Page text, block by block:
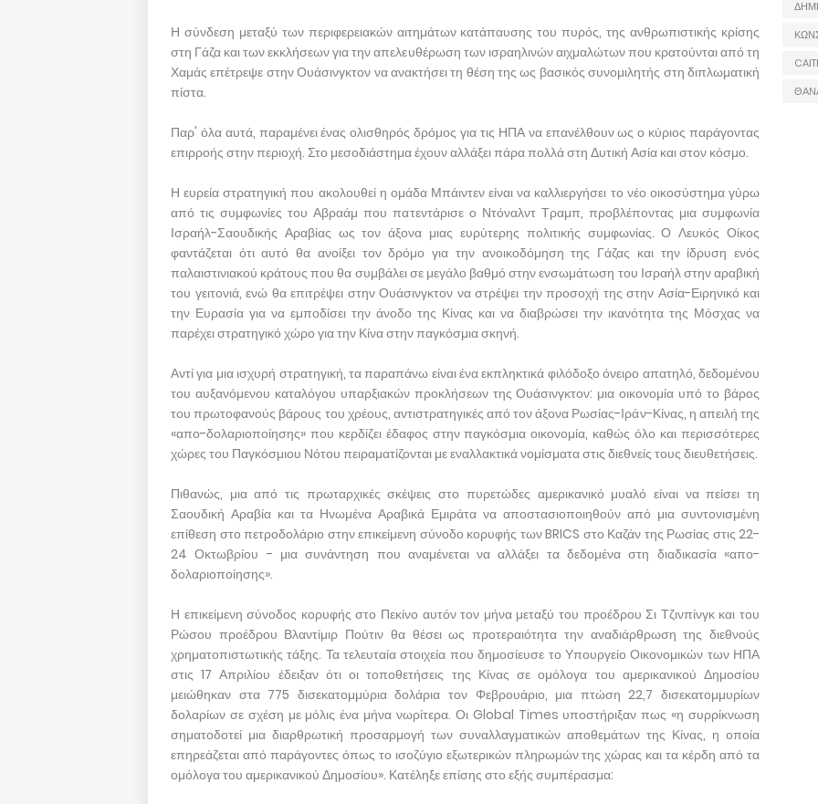
Η σύνδεση μεταξύ των περιφερειακών αιτημάτων κατάπαυσης του πυρός, της ανθρωπιστικής κρίσης
στη Γάζα και των εκκλήσεων για την απελευθέρωση των ισραηλινών αιχμαλώτων που κρατούνται από τη
Χαμάς επέτρεψε στην Ουάσινγκτον να ανακτήσει τη θέση της ως βασικός συνομιλητής στη διπλωματική
πίστα.
Παρ' όλα αυτά, παραμένει ένας ολισθηρός δρόμος για τις ΗΠΑ να επανέλθουν ως ο κύριος παράγοντας
επιρροής στην περιοχή. Στο μεσοδιάστημα έχουν αλλάξει πάρα πολλά στη Δυτική Ασία και στον κόσμο.
Η ευρεία στρατηγική που ακολουθεί η ομάδα Μπάιντεν είναι να καλλιεργήσει το νέο οικοσύστημα γύρω
από τις συμφωνίες του Αβραάμ που πατεντάρισε ο Ντόναλντ Τραμπ, προβλέποντας μια συμφωνία
Ισραήλ-Σαουδικής Αραβίας ως τον άξονα μιας ευρύτερης πολιτικής συμφωνίας. Ο Λευκός Οίκος
φαντάζεται ότι αυτό θα ανοίξει τον δρόμο για την ανοικοδόμηση της Γάζας και την ίδρυση ενός
παλαιστινιακού κράτους που θα συμβάλει σε μεγάλο βαθμό στην ενσωμάτωση του Ισραήλ στην αραβική
του γειτονιά, ενώ θα επιτρέψει στην Ουάσινγκτον να στρέψει την προσοχή της στην Ασία-Ειρηνικό και
την Ευρασία για να εμποδίσει την άνοδο της Κίνας και να διαβρώσει την ικανότητα της Μόσχας να
παρέχει στρατηγικό χώρο για την Κίνα στην παγκόσμια σκηνή.
Αντί για μια ισχυρή στρατηγική, τα παραπάνω είναι ένα εκπληκτικά φιλόδοξο όνειρο απατηλό, δεδομένου
του αυξανόμενου καταλόγου υπαρξιακών προκλήσεων της Ουάσινγκτον: μια οικονομία υπό το βάρος
του πρωτοφανούς βάρους του χρέους, αντιστρατηγικές από τον άξονα Ρωσίας-Ιράν-Κίνας, η απειλή της
«απο-δολαριοποίησης» που κερδίζει έδαφος στην παγκόσμια οικονομία, καθώς όλο και περισσότερες
χώρες του Παγκόσμιου Νότου πειραματίζονται με εναλλακτικά νομίσματα στις διεθνείς τους διευθετήσεις.
Πιθανώς, μια από τις πρωταρχικές σκέψεις στο πυρετώδες αμερικανικό μυαλό είναι να πείσει τη
Σαουδική Αραβία και τα Ηνωμένα Αραβικά Εμιράτα να αποστασιοποιηθούν από μια συντονισμένη
επίθεση στο πετροδολάριο στην επικείμενη σύνοδο κορυφής των BRICS στο Καζάν της Ρωσίας στις 22-
24 Οκτωβρίου - μια συνάντηση που αναμένεται να αλλάξει τα δεδομένα στη διαδικασία «απο-
δολαριοποίησης».
Η επικείμενη σύνοδος κορυφής στο Πεκίνο αυτόν τον μήνα μεταξύ του προέδρου Σι Τζινπίνγκ και του
Ρώσου προέδρου Βλαντίμιρ Πούτιν θα θέσει ως προτεραιότητα την αναδιάρθρωση της διεθνούς
χρηματοπιστωτικής τάξης. Τα τελευταία στοιχεία που δημοσίευσε το Υπουργείο Οικονομικών των ΗΠΑ
στις 17 Απριλίου έδειξαν ότι οι τοποθετήσεις της Κίνας σε ομόλογα του αμερικανικού Δημοσίου
μειώθηκαν στα 775 δισεκατομμύρια δολάρια τον Φεβρουάριο, μια πτώση 22,7 δισεκατομμυρίων
δολαρίων σε σχέση με μόλις ένα μήνα νωρίτερα. Οι Global Times υποστήριξαν πως «η συρρίκνωση
σηματοδοτεί μια διαρθρωτική προσαρμογή των συναλλαγματικών αποθεμάτων της Κίνας, η οποία
επηρεάζεται από παράγοντες όπως το ισοζύγιο εξωτερικών πληρωμών της χώρας και τα κέρδη από τα
ομόλογα του αμερικανικού Δημοσίου». Κατέληξε επίσης στο εξής συμπέρασμα: